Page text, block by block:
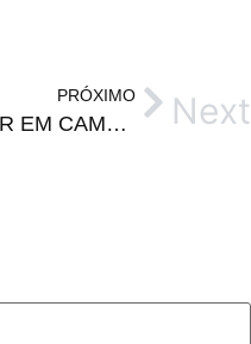
PRÓXIMO
RESPEITO ÀS MULHERES TAMBÉM TEM QUE ENTRAR EM CAMPO
Next